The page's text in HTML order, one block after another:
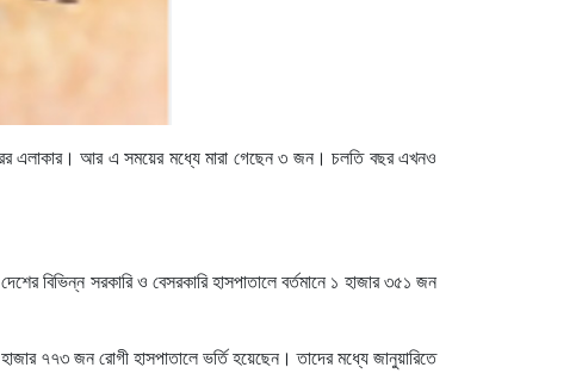
এলাকার। আর এ সময়ের মধ্যে মারা গেছেন ৩ জন। চলতি বছর এখনও
বিভিন্ন সরকারি ও বেসরকারি হাসপাতালে বর্তমানে ১ হাজার ৩৫১ জন
৭৭৩ জন রোগী হাসপাতালে ভর্তি হয়েছেন। তাদের মধ্যে জানুয়ারিতে